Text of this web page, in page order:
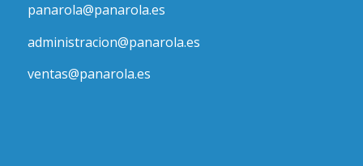
panarola@panarola.es
administracion@panarola.es
ventas@panarola.es